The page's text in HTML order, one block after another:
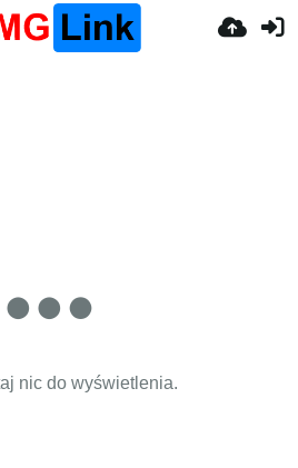
nic do wyświetlenia.